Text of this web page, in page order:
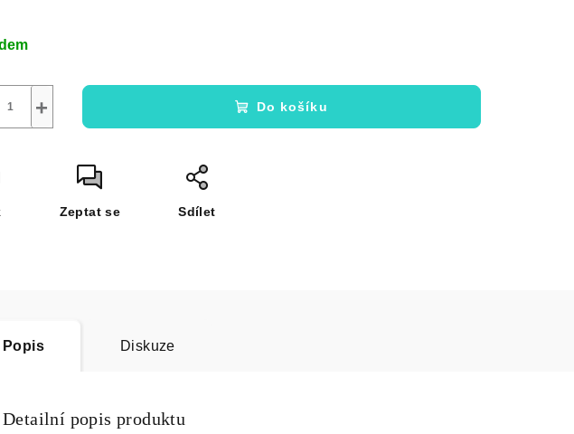
+ Do košíku
Zeptat se Sdílet
Popis Diskuze
Detailní popis produktu